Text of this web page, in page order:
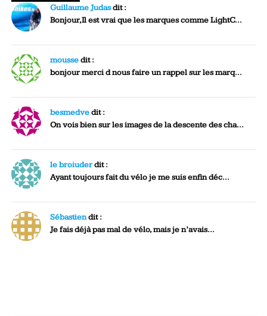
Guillaume Judasdit :
Bonjour,Il est vrai que les marques comme LightC...
moussedit :
bonjour merci d nous faire un rappel sur les marq...
besmedvedit :
On vois bien sur les images de la descente des cha...
le broiuderdit :
Ayant toujours fait du vélo je me suis enfin déc...
Sébastiendit :
Je fais déjà pas mal de vélo, mais je n’avais...